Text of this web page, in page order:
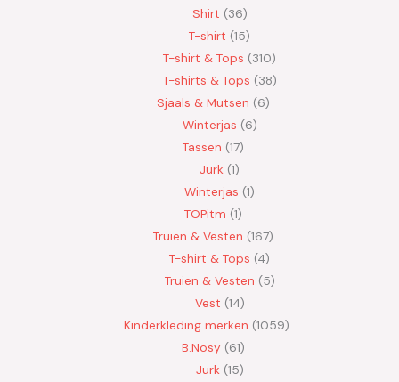
Shirt 36
T-shirt 15
T-shirt & Tops 310
T-shirts & Tops 38
Sjaals & Mutsen 6
Winterjas 6
Tassen 17
Jurk 1
Winterjas 1
TOPitm 1
Truien & Vesten 167
T-shirt & Tops 4
Truien & Vesten 5
Vest 14
Kinderkleding merken 1059
B.Nosy 61
Jurk 15